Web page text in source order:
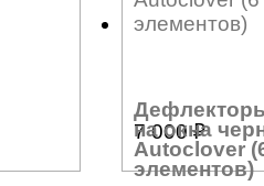
на окна
Autoclover
элементов)
7 000₽